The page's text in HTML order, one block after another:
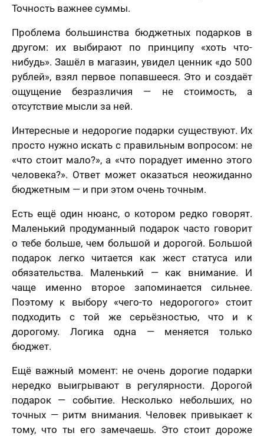
Точность важнее суммы.
Проблема большинства бюджетных подарков в
другом: их выбирают по принципу «хоть что-
нибудь». Зашёл в магазин, увидел ценник «до 500
рублей», взял первое попавшееся. Это и создаёт
ощущение безразличия — не стоимость, а
отсутствие мысли за ней.
Интересные и недорогие подарки существуют. Их
просто нужно искать с правильным вопросом: не
«что стоит мало?», а «что порадует именно этого
человека?». Ответ может оказаться неожиданно
бюджетным — и при этом очень точным.
Есть ещё один нюанс, о котором редко говорят.
Маленький продуманный подарок часто говорит
о тебе больше, чем большой и дорогой. Большой
подарок легко читается как жест статуса или
обязательства. Маленький — как внимание. И
чаще именно второе запоминается сильнее.
Поэтому к выбору «чего-то недорогого» стоит
подходить с той же серьёзностью, что и к
дорогому. Логика одна — меняется только
бюджет.
Ещё важный момент: не очень дорогие подарки
нередко выигрывают в регулярности. Дорогой
подарок — событие. Несколько небольших, но
точных — ритм внимания. Человек привыкает к
тому, что ты его замечаешь. Это стоит дороже